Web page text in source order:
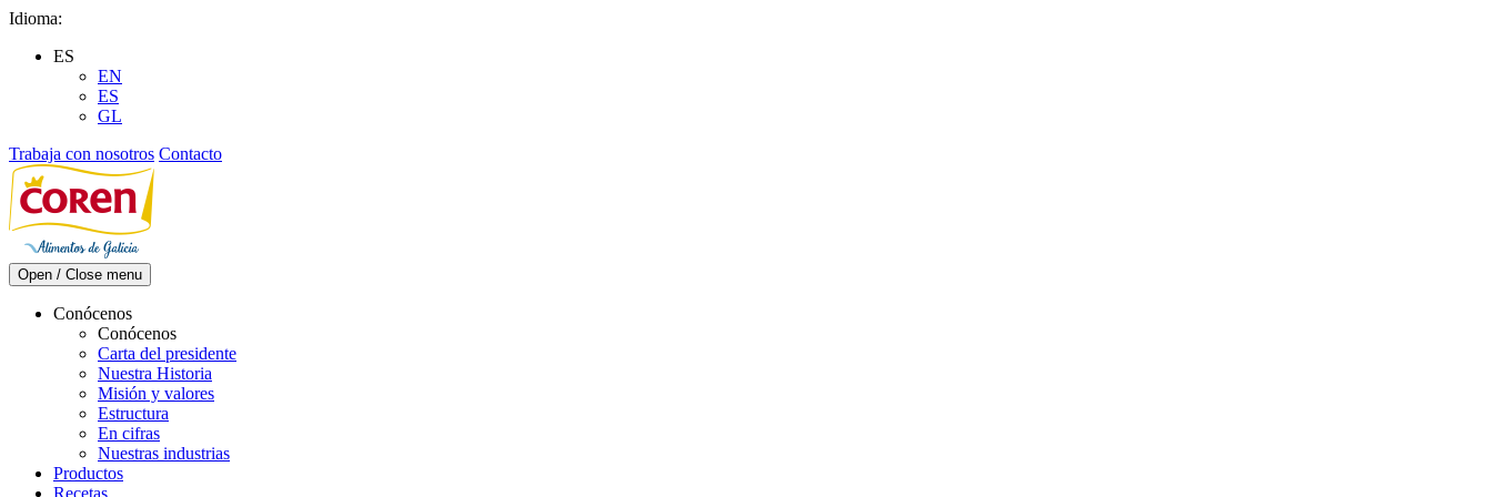
Skip
content
Idioma:
ES
EN
ES
GL
Trabaja con nosotros Contacto
Open / Close menu
Conócenos
Conócenos
Carta del presidente
Nuestra Historia
Misión y valores
Estructura
En cifras
Nuestras industrias
Productos
Recetas